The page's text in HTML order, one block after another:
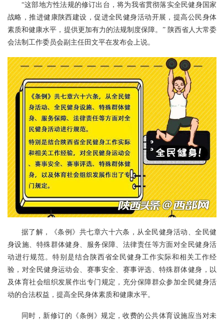
“这部地方性法规的修订出台，将为我省贯彻落实全民健身国家
战略，推进健康陕西建设，促进全民健身活动开展，提高公民身体
素质和健康水平，提供更加有力的法规制度保障。” 陕西省人大常委
会法制工作委员会副主任田文平在发布会上说。
据了解，《条例》共七章六十六条，从全民健身活动、全民健
身设施、特殊群体健身、服务保障、法律责任等方面对全民健身活
动进行规范。特别是结合陕西省全民健身工作实际和相关工作经
验，对全民健身运动会、赛事安全、赛事评选、特殊群体健身，以
及体育社会组织发展作出专门规定，充分保障群众参加全民健身活
动的合法权益，提高全民身体素质和健康水平。
同时，新修订的《条例》规定，收费的公共体育设施应当对未